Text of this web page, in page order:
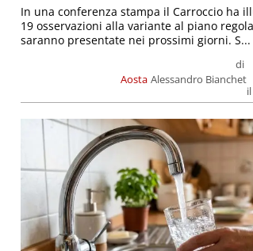
Aosta
di
Alessandro Bianchet
In una conferenza stampa il Carroccio ha
19 osservazioni alla variante al piano
saranno presentate nei prossimi giorni. S...